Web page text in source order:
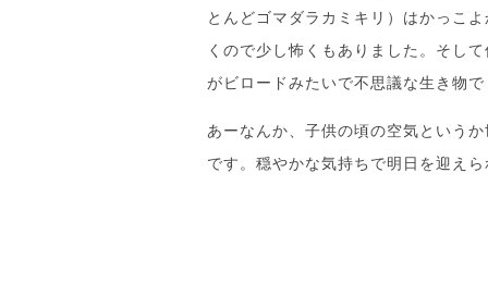
とんどゴマダラカミキリ）はかっこ
くので少し怖くもありました。そし
がビロードみたいで不思議な生き物
あーなんか、子供の頃の空気という
です。穏やかな気持ちで明日を迎え